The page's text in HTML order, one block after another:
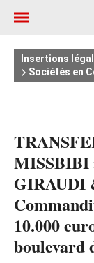
Insertions
Sociétés en
MISSBIBI
GIRAUDI
10.000
boulevard